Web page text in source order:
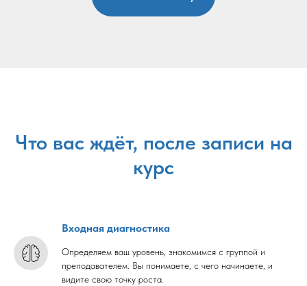
Что вас ждёт, после записи на
курс
Входная диагностика
Определяем ваш уровень, знакомимся с группой и
преподавателем. Вы понимаете, с чего начинаете, и
видите свою точку роста.